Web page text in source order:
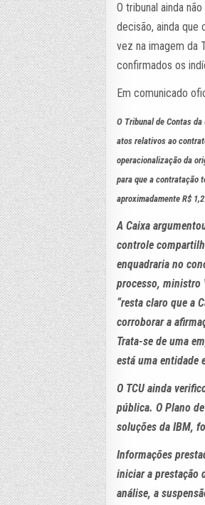
O tribunal ainda
decisão, ainda que
vez na imagem da
confirmados os
Em comunicado
O Tribunal de Contas
atos relativos ao
operacionalização da
para que a contratação
aproximadamente R$
A Caixa
controle
enquadraria no
processo, ministro
“resta claro que a
corroborar a
Trata-se de uma
está uma entidade
O TCU ainda
pública. O Plano
soluções da IBM,
Informações
iniciar a prestação
análise, a